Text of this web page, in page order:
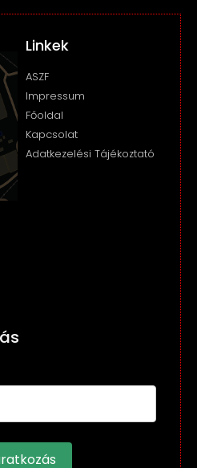
Linkek
ASZF
Impressum
Főoldal
Kapcsolat
Adatkezelési Tájékoztató